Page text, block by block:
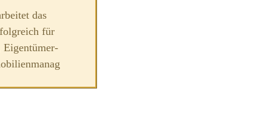
das
für
Eigentümer­­